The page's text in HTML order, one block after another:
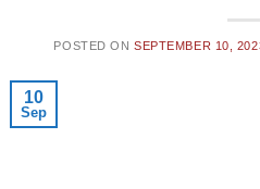
POSTED ONSEPTEMBER 10,
10
Sep